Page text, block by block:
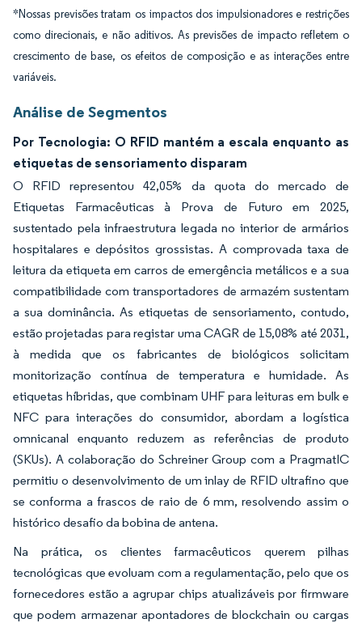
*Nossas previsões tratam os impactos dos impulsionadores e restrições
como direcionais, e não aditivos. As previsões de impacto refletem o
crescimento de base, os efeitos de composição e as interações entre
variáveis.
Análise de Segmentos
Por Tecnologia: O RFID mantém a escala enquanto as
etiquetas de sensoriamento disparam
O RFID representou 42,05% da quota do mercado de
Etiquetas Farmacêuticas à Prova de Futuro em 2025,
sustentado pela infraestrutura legada no interior de armários
hospitalares e depósitos grossistas. A comprovada taxa de
leitura da etiqueta em carros de emergência metálicos e a sua
compatibilidade com transportadores de armazém sustentam
a sua dominância. As etiquetas de sensoriamento, contudo,
estão projetadas para registar uma CAGR de 15,08% até 2031,
à medida que os fabricantes de biológicos solicitam
monitorização contínua de temperatura e humidade. As
etiquetas híbridas, que combinam UHF para leituras em bulk e
NFC para interações do consumidor, abordam a logística
omnicanal enquanto reduzem as referências de produto
(SKUs). A colaboração do Schreiner Group com a PragmatIC
permitiu o desenvolvimento de um inlay de RFID ultrafino que
se conforma a frascos de raio de 6 mm, resolvendo assim o
histórico desafio da bobina de antena.
Na prática, os clientes farmacêuticos querem pilhas
tecnológicas que evoluam com a regulamentação, pelo que os
fornecedores estão a agrupar chips atualizáveis por firmware
que podem armazenar apontadores de blockchain ou cargas